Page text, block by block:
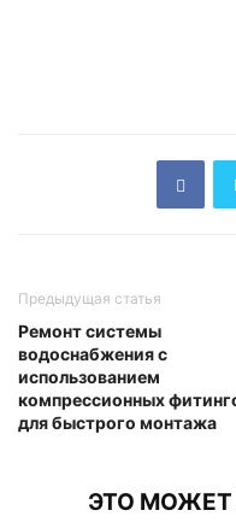
Предыдущая статья
Ремонт системы
водоснабжения с
использованием
компрессионных
для быстрого монтажа
ЭТО МОЖЕТ